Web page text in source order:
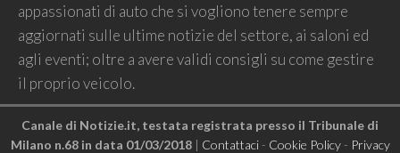
appassionati di auto che si vogliono tenere sempre
aggiornati sulle ultime notizie del settore, ai saloni ed
agli eventi; oltre a avere validi consigli su come gestire
il proprio veicolo.
Canale di Notizie.it, testata registrata presso il Tribunale di
Milano n.68 in data 01/03/2018| Contattaci- Cookie Policy- Privacy